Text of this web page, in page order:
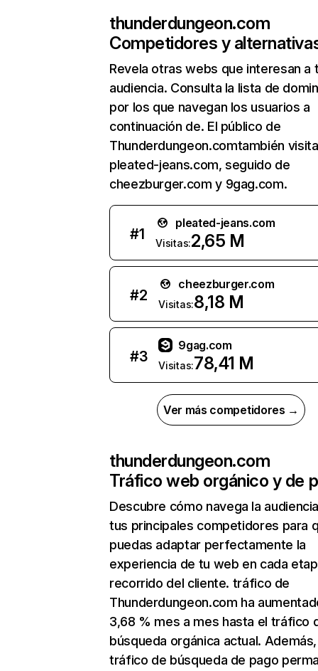
thunderdungeon.com
Competidores y
Revela otras webs que interesan a
audiencia. Consulta la lista de
por los que navegan los usuarios a
continuación de. El público de
Thunderdungeon.comtambién visita
pleated-jeans.com, seguido de
cheezburger.com y 9gag.com.
#1
pleated-jeans.com
Visitas:2,65 M
#2
cheezburger.com
Visitas:8,18 M
#3
9gag.com
Visitas:78,41 M
Ver más competidores →
thunderdungeon.com
Tráfico web orgánico y de
Descubre cómo navega la
tus principales competidores para
puedas adaptar perfectamente la
experiencia de tu web en cada
recorrido del cliente. tráfico de
Thunderdungeon.com ha
3,68 % mes a mes hasta el tráfico
búsqueda orgánica actual.
tráfico de búsqueda de pago